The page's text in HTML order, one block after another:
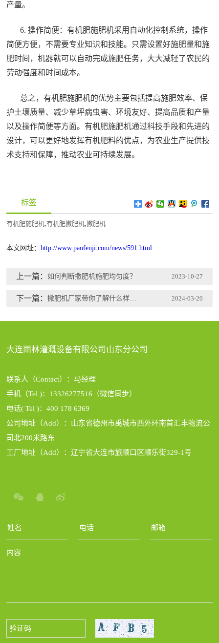
产量。
6. 操作简便：有机肥施肥机采用自动化控制系统，操作
简便方便，不需要专业知识和技能。只需设置好施肥量和施
肥时间，机器就可以自动完成施肥任务，大大减轻了农民的
劳动强度和时间成本。
总之，有机肥施肥机的优势主要包括提高施肥效率、保
护土壤质量、减少草坪病虫害、环境友好、提高品质和产量
以及操作简便等方面。有机肥施肥机通过科技手段和先进的
设计，可以更好地发挥有机肥料的优点，为农业生产提供技
术支持和保障，推动农业可持续发展。
标签
有机肥施肥机,有机肥撒肥机,撒肥机
本文网址：http://www.paofenji.com/news/591.html
上一篇：如何判断撒肥机施肥均匀度？ 2023-10-27
下一篇： 撒肥机厂家带你了解什么样的撒肥机更适合大型农田？ 2024-03-20
大连雨林灌溉设备有限公司山东分公司
联系人（Contact）：马经理
手机（Tel )：13326277516（微信同步）
电话( Tel )：400 178 6369
公司地址（Add）：山东省德州市禹城市西外环南首汇丰物流公
司北200米路东
工厂地址（Add）：辽宁省大连市旅顺口区顺乐街329-1号